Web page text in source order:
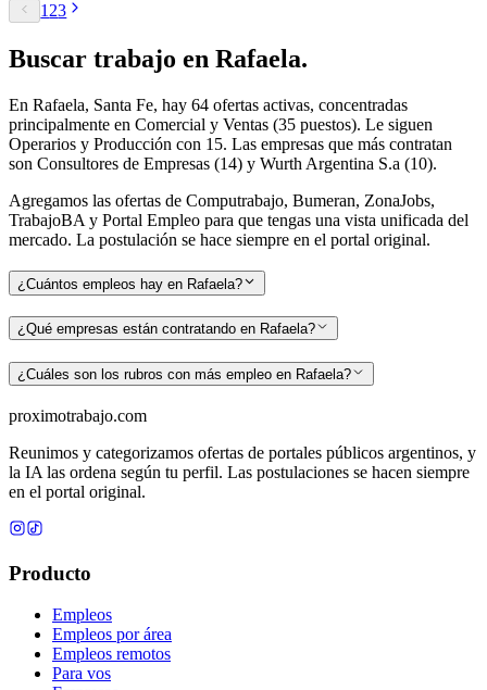
1 23
Buscar trabajo en Rafaela.
En Rafaela, Santa Fe, hay 64 ofertas activas, concentradas
principalmente en Comercial y Ventas (35 puestos). Le siguen
Operarios y Producción con 15. Las empresas que más contratan
son Consultores de Empresas (14) y Wurth Argentina S.a (10).
Agregamos las ofertas de Computrabajo, Bumeran, ZonaJobs,
TrabajoBA y Portal Empleo para que tengas una vista unificada del
mercado. La postulación se hace siempre en el portal original.
¿Cuántos empleos hay en Rafaela?
¿Qué empresas están contratando en Rafaela?
¿Cuáles son los rubros con más empleo en Rafaela?
proximotrabajo.com
Reunimos y categorizamos ofertas de portales públicos argentinos, y
la IA las ordena según tu perfil. Las postulaciones se hacen siempre
en el portal original.
Producto
Empleos
Empleos por área
Empleos remotos
Para vos